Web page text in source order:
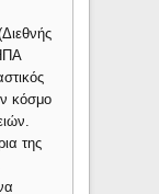
κόσμο
της